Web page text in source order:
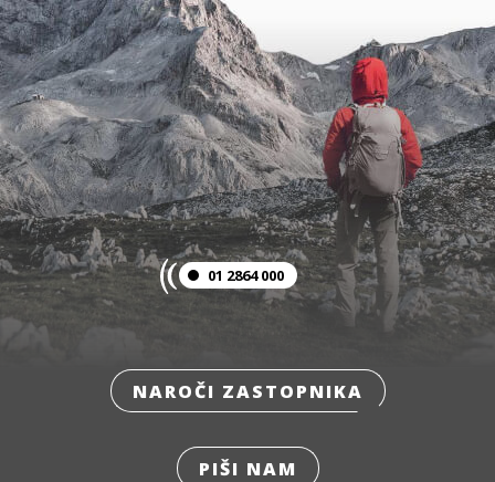
01 2864 000
NAROČI ZASTOPNIKA
PIŠI NAM